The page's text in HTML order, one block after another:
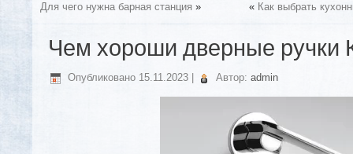
Для чего нужна барная станция » « Как выбрать
Чем хороши дверные ручки
Опубликовано 15.11.2023 Автор: admin